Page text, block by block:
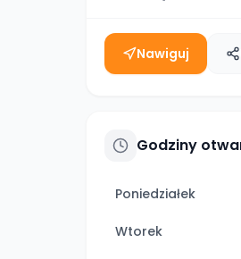
Nawiguj
Godziny
Poniedziałek
Wtorek